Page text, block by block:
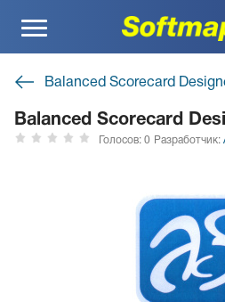
Меню
Balanced Scorecard
Balanced Scorecard
Голосов: 0 Разработчик: